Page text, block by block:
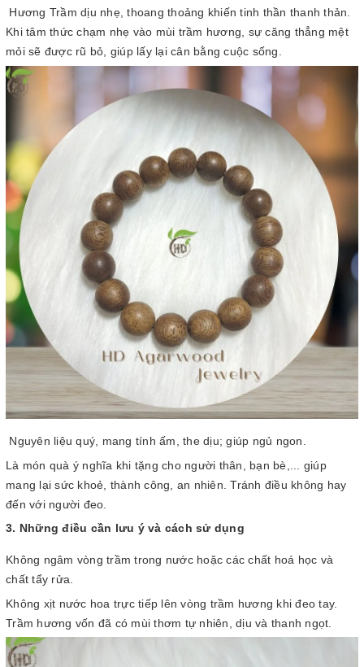
Hương Trầm dịu nhẹ, thoang thoảng khiến tinh thần thanh thản.
Khi tâm thức chạm nhẹ vào mùi trầm hương, sự căng thẳng mệt
mỏi sẽ được rũ bỏ, giúp lấy lại cân bằng cuộc sống.
Nguyên liệu quý, mang tính ấm, the dịu; giúp ngủ ngon.
Là món quà ý nghĩa khi tặng cho người thân, bạn bè,... giúp
mang lại sức khoẻ, thành công, an nhiên. Tránh điều không hay
đến với người đeo.
3. Những điều cần lưu ý và cách sử dụng
Không ngâm vòng trầm trong nước hoặc các chất hoá học và
chất tẩy rửa.
Không xịt nước hoa trực tiếp lên vòng trầm hương khi đeo tay.
Trầm hương vốn đã có mùi thơm tự nhiên, dịu và thanh ngọt.